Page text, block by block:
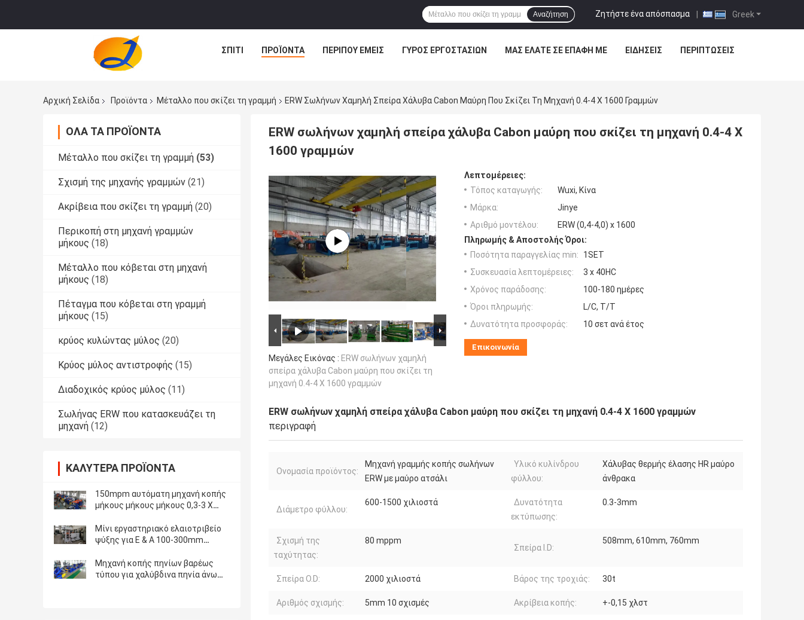
Greek
Ζητήστε ένα απόσπασμα |
Αναζήτηση
ΣΠΊΤΙ ΠΡΟΪΌΝΤΑ ΠΕΡΊΠΟΥ ΕΜΕΊΣ ΓΎΡΟΣ ΕΡΓΟΣΤΑΣΊΩΝ ΜΑΣ ΕΛΆΤΕ ΣΕ ΕΠΑΦΉ ΜΕ ΕΙΔΉΣΕΙΣ ΠΕΡΙΠΤΏΣΕΙΣ
Αρχική Σελίδα Προϊόντα Μέταλλο που σκίζει τη γραμμή ERW Σωλήνων Χαμηλή Σπείρα Χάλυβα Cabon Μαύρη Που Σκίζει Τη Μηχανή 0.4-4 X 1600 Γραμμών
ΌΛΑ ΤΑ ΠΡΟΪΌΝΤΑ
Μέταλλο που σκίζει τη γραμμή (53)
Σχισμή της μηχανής γραμμών (21)
Ακρίβεια που σκίζει τη γραμμή (20)
Περικοπή στη μηχανή γραμμών
μήκους (18)
Μέταλλο που κόβεται στη μηχανή
μήκους (18)
Πέταγμα που κόβεται στη γραμμή
μήκους (15)
κρύος κυλώντας μύλος (20)
Κρύος μύλος αντιστροφής (15)
Διαδοχικός κρύος μύλος (11)
Σωλήνας ERW που κατασκευάζει τη
μηχανή (12)
ΚΑΛΎΤΕΡΑ ΠΡΟΪΌΝΤΑ
150mpm αυτόματη μηχανή κοπής
μήκους μήκους μήκους 0,3-3 X
Μίνι εργαστηριακό ελαιοτριβείο
ψύξης για Ε & Α 100-300mm
Μηχανή κοπής πηνίων βαρέως
τύπου για χαλύβδινα πηνία άνω
ERW σωλήνων χαμηλή σπείρα χάλυβα Cabon μαύρη που σκίζει τη μηχανή 0.4-4 X
1600 γραμμών
Μεγάλες Εικόνας : ERW σωλήνων χαμηλή
σπείρα χάλυβα Cabon μαύρη που σκίζει τη
μηχανή 0.4-4 X 1600 γραμμών
Λεπτομέρειες:
Τόπος καταγωγής:
Wuxi, Κίνα
Μάρκα:
Jinye
Αριθμό μοντέλου:
ERW (0,4-4,0) x 1600
Πληρωμής & Αποστολής Όροι:
Ποσότητα παραγγελίας min:
1SET
Συσκευασία λεπτομέρειες:
3 x 40HC
Χρόνος παράδοσης:
100-180 ημέρες
Όροι πληρωμής:
L/C, T/T
Δυνατότητα προσφοράς:
10 σετ ανά έτος
Επικοινωνία
ERW σωλήνων χαμηλή σπείρα χάλυβα Cabon μαύρη που σκίζει τη μηχανή 0.4-4 X 1600 γραμμών
περιγραφή
Ονομασία προϊόντος:
Μηχανή γραμμής κοπής σωλήνων
ERW με μαύρο ατσάλι
Υλικό κυλίνδρου
φύλλου:
Χάλυβας θερμής έλασης HR μαύρο
άνθρακα
Διάμετρο φύλλου:
600-1500 χιλιοστά
Δυνατότητα
εκτύπωσης:
0.3-3mm
Σχισμή της
ταχύτητας:
80 mppm
Σπείρα I.D:
508mm, 610mm, 760mm
Σπείρα O.D: 2000 χιλιοστά Βάρος της τροχιάς: 30t
Αριθμός σχισμής: 5mm 10 σχισμές Ακρίβεια κοπής: +-0,15 χλστ